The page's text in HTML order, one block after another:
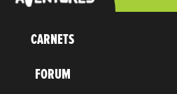
CARNETS
FORUM